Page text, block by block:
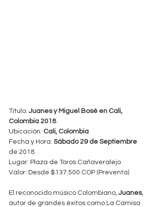
Título: Juanes y Miguel Bosé en Cali,
Colombia 2018
Ubicación: Cali, Colombia
Fecha y Hora: Sábado 29 de Septiembre
de 2018
Lugar: Plaza de Toros Cañaveralejo
Valor: Desde $137.500 COP (Preventa)
El reconocido músico Colombiano, Juanes,
autor de grandes éxitos como La Camisa